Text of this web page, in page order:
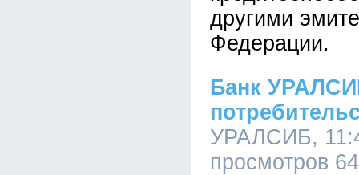
другими
Федерации.
Банк
УРАЛСИБ,
просмотров